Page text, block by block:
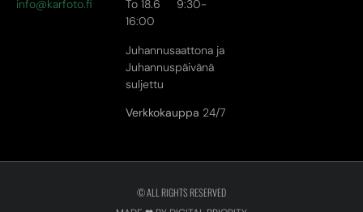
info@karfoto.fi
To 18.6 9:30-
16:00
Juhannusaattona ja
Juhannuspäivänä
suljettu
Verkkokauppa 24/7
© ALL RIGHTS RESERVED